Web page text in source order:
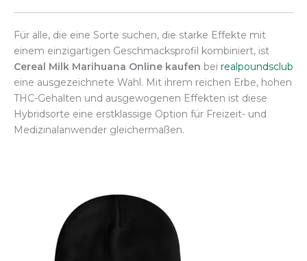
Für alle, die eine Sorte suchen, die starke Effekte mit
einem einzigartigen Geschmacksprofil kombiniert, ist
Cereal Milk Marihuana Online kaufen bei realpoundsclub
eine ausgezeichnete Wahl. Mit ihrem reichen Erbe, hohen
THC-Gehalten und ausgewogenen Effekten ist diese
Hybridsorte eine erstklassige Option für Freizeit- und
Medizinalanwender gleichermaßen.